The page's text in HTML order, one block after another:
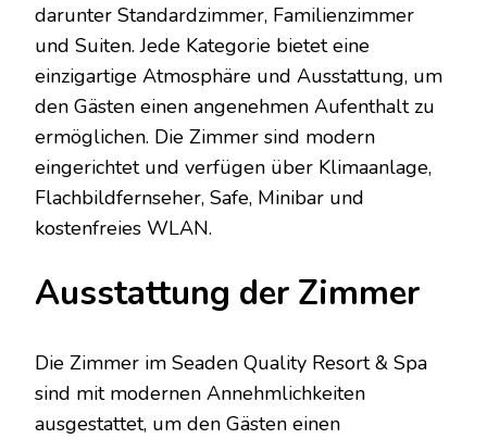
darunter Standardzimmer, Familienzimmer
und Suiten. Jede Kategorie bietet eine
einzigartige Atmosphäre und Ausstattung, um
den Gästen einen angenehmen Aufenthalt zu
ermöglichen. Die Zimmer sind modern
eingerichtet und verfügen über Klimaanlage,
Flachbildfernseher, Safe, Minibar und
kostenfreies WLAN.
Ausstattung der Zimmer
Die Zimmer im Seaden Quality Resort & Spa
sind mit modernen Annehmlichkeiten
ausgestattet, um den Gästen einen